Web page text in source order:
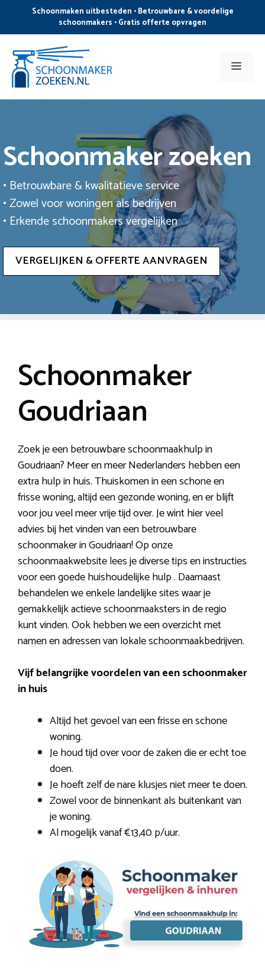
de
inhoud
Schoonmaken uitbesteden • Betrouwbare & voordelige
schoonmakers • Gratis offerte opvragen
Menu
Schoonmaker zoeken
• Betrouwbare & kwalitatieve service
• Zowel voor woningen als bedrijven
• Erkende schoonmakers vergelijken
VERGELIJKEN & OFFERTE AANVRAGEN
Schoonmaker
Goudriaan
Zoek je een betrouwbare schoonmaakhulp in
Goudriaan? Meer en meer Nederlanders hebben een
extra hulp in huis. Thuiskomen in een schone en
frisse woning, altijd een gezonde woning, en er blijft
voor jou veel meer vrije tijd over. Je wint hier veel
advies bij het vinden van een betrouwbare
schoonmaker in Goudriaan! Op onze
schoonmaakwebsite lees je diverse tips en instructies
voor een goede huishoudelijke hulp . Daarnaast
behandelen we enkele landelijke sites waar je
gemakkelijk actieve schoonmaaksters in de regio
kunt vinden. Ook hebben we een overzicht met
namen en adressen van lokale schoonmaakbedrijven.
Vijf belangrijke voordelen van een schoonmaker
in huis
Altijd het gevoel van een frisse en schone
woning.
Je houd tijd over voor de zaken die er echt toe
doen.
Je hoeft zelf de nare klusjes niet meer te doen.
Zowel voor de binnenkant als buitenkant van
je woning.
Al mogelijk vanaf €13,40 p/uur.